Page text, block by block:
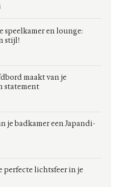
speelkamer en lounge:
stijl!
maakt van je
statement
je badkamer een Japandi-
perfecte lichtsfeer in je